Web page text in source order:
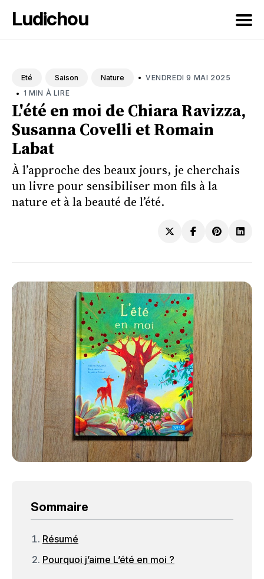
Ludichou
blog
Eté Saison Nature • VENDREDI 9 MAI 2025
• 1 MIN À LIRE
L'été en moi de Chiara Ravizza,
Susanna Covelli et Romain
Labat
À l’approche des beaux jours, je cherchais
un livre pour sensibiliser mon fils à la
nature et à la beauté de l’été.
Sommaire
Résumé
Pourquoi j’aime L’été en moi ?